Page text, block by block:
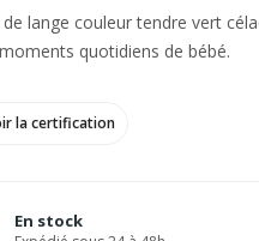
de lange couleur tendre vert
quotidiens de bébé.
la certification
En stock